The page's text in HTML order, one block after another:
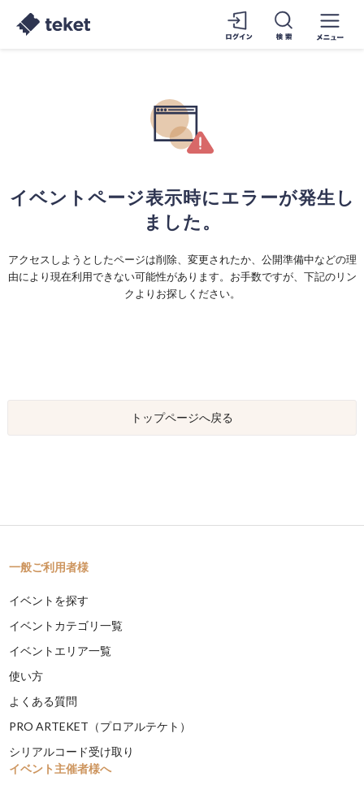
イベントページ表示時にエラーが発生し
ました。
アクセスしようとしたページは削除、変更されたか、公開準備中などの理
由により現在利用できない可能性があります。お手数ですが、下記のリン
クよりお探しください。
トップページへ戻る
一般ご利用者様
イベントを探す
イベントカテゴリ一覧
イベントエリア一覧
使い方
よくある質問
PRO ARTEKET（プロアルテケト）
シリアルコード受け取り
イベント主催者様へ